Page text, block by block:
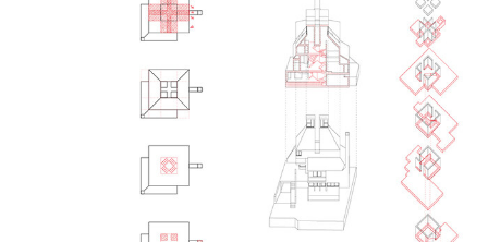
복하려 노력한다. 이 집들은 또한 전통 주택에서 몇 가지 익숙한 요소
를 빌려와 모종의 관계를 제시하는 동시에 관습과 기대를 깨뜨린다.
전통과 현대, 모던과 포스트모던 사이에서 고민하는 것처럼 보이는
이 주택들은 그래서 ‘뻔하지 않은 집’이다.” - 팔라, ‘추천의 글’, 31쪽
충실한 아카이브, 영문 병기로
독자들의 이해의 폭을 넓히다